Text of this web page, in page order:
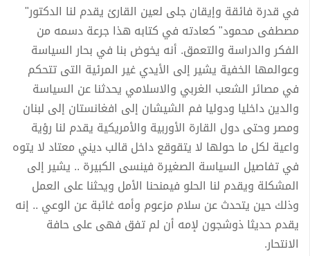
في قدرة فائقة وإيقان جلى لعين القارئ يقدم لنا الدكتور"
مصطفى محمود" كعادته في كتابه هذا جرعة دسمه من
الفكر والدراسة والتعمق. أنه يخوض بنا في بحار السياسة
وعوالمها الخفية يشير إلى الأيدي غير المرئية التى تتحكم
في مصائر الشعب الغربي والاسلامي يحدثنا عن السياسة
والدين داخليا ودوليا فم الشيشان إلى افغانستان إلى لبنان
ومصر وحتى دول القارة الأوربية والأمريكية يقدم لنا رؤية
واعية لكل ما حولها لا يتقوقع داخل قالب ديني معتاد لا يتوه
في تفاصيل السياسة الصغيرة فينسى الكبيرة .. يشير إلى
المشكلة ويقدم لنا الحلو فيمنحنا الأمل ويحثنا على العمل
وذلك حين يتحدث عن سلام مزعوم وأمه غائبة عن الوعي .. إنه
يقدم حديثا ذوشجون لإمه أن لم تفق فهى على حافة
الانتحار.